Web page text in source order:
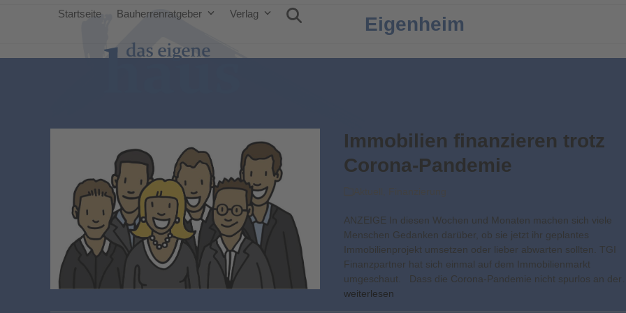
Startseite Bauherrenratgeber Verlag Eigenheim
Immobilien finanzieren trotz
Corona-Pandemie
ANZEIGE In diesen Wochen und Monaten machen sich viele
Menschen Gedanken darüber, ob sie jetzt ihr geplantes
Immobilienprojekt umsetzen oder lieber abwarten sollten. TGI
Finanzpartner hat sich einmal auf dem Immobilienmarkt
umgeschaut. Dass die Corona-Pandemie nicht spurlos an der…
weiterlesen